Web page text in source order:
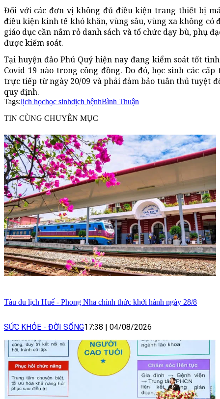
Đối với các đơn vị không đủ điều kiện trang thiết bị
điều kiện kinh tế khó khăn, vùng sâu, vùng xa không
giáo dục cần nắm rỏ danh sách và tổ chức dạy bù, phụ
được kiểm soát.
Tại huyện đảo Phú Quý hiện nay đang kiểm soát tốt
Covid-19 nào trong công đồng. Do đó, học sinh các
trực tiếp từ ngày 20/09 và phải đảm bảo tuân thủ tuyệt
quy định.
Tags:lịch họchọc sinhdịch bệnhBình Thuận
TIN CÙNG CHUYÊN MỤC
Tàu du lịch Huế - Phong Nha chính thức khởi hành ngày 28/8
SỨC KHỎE - ĐỜI SỐNG17:38 | 04/08/2026